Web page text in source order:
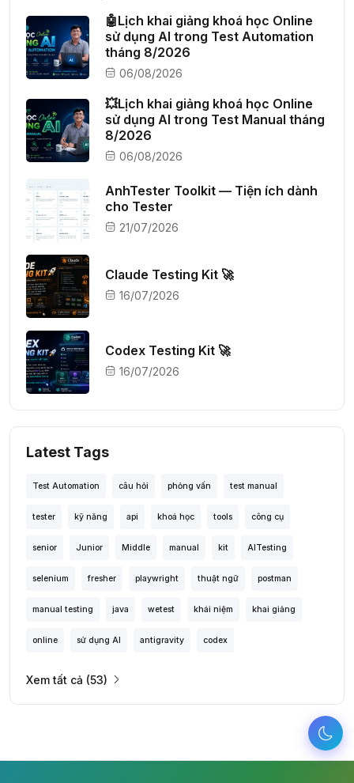
🤖Lịch khai giảng khoá học Online
sử dụng AI trong Test Automation
tháng 8/2026
06/08/2026
💥Lịch khai giảng khoá học Online
sử dụng AI trong Test Manual tháng
8/2026
06/08/2026
AnhTester Toolkit — Tiện ích dành
cho Tester
21/07/2026
Claude Testing Kit 🚀
16/07/2026
Codex Testing Kit 🚀
16/07/2026
Latest Tags
Test Automation câu hỏi phỏng vấn test manual
tester kỹ năng api khoá học tools công cụ
senior Junior Middle manual kit AITesting
selenium fresher playwright thuật ngữ postman
manual testing java wetest khái niệm khai giảng
online sử dụng AI antigravity codex
Xem tất cả (53)